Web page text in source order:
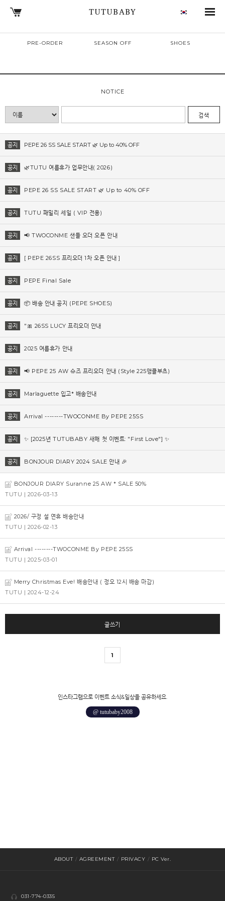
TUTUBABY
PRE-ORDER SEASON OFF SHOES
NOTICE
검색
공지 PEPE 26 SS SALE START 🌿 Up to 40% OFF
공지 🌿TUTU 여름휴가 업무안내( 2026)
공지 PEPE 26 SS SALE START 🌿 Up to 40% OFF
공지 TUTU 패밀리 세일 ( VIP 전용)
공지 📢 TWOCONME 샌들 오더 오픈 안내
공지 [ PEPE 26SS 프리오더 1차 오픈 안내 ]
공지 PEPE Final Sale
공지 📦 배송 안내 공지 (PEPE SHOES)
공지 "🎀 26SS LUCY 프리오더 안내
공지 2025 여름휴가 안내
공지 📢 PEPE 25 AW 슈즈 프리오더 안내 (Style 225앵클부츠)
공지 Marlaguette 입고* 배송안내
공지 Arrival --------TWOCONME By PEPE 25SS
공지 ✨ [2025년 TUTUBABY 새해 첫 이벤트: "First Love"] ✨
공지 BONJOUR DIARY 2024 SALE 안내 🎉
BONJOUR DIARY Suranne 25 AW * SALE 50%
TUTU | 2026-03-13
2026/ 구정 설 연휴 배송안내
TUTU | 2026-02-13
Arrival --------TWOCONME By PEPE 25SS
TUTU | 2025-03-01
Merry Christmas Eve! 배송안내 ( 정오 12시 배송 마감)
TUTU | 2024-12-24
글쓰기
1
인스타그램으로 이벤트 소식&일상을 공유하세요.
@ tutubaby2008
ABOUT / AGREEMENT / PRIVACY / PC Ver.
031-774-0335